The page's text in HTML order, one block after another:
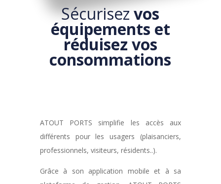
Sécurisez vos
équipements et
réduisez vos
consommations
ATOUT PORTS simplifie les accès aux
différents pour les usagers (plaisanciers,
professionnels, visiteurs, résidents..).
Grâce à son application mobile et à sa